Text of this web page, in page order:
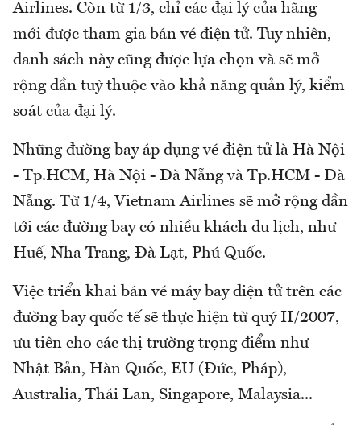
Airlines. Còn từ 1/3, chỉ các đại lý của hãng
mới được tham gia bán vé điện tử. Tuy nhiên,
danh sách này cũng được lựa chọn và sẽ mở
rộng dần tuỳ thuộc vào khả năng quản lý, kiểm
soát của đại lý.
Những đường bay áp dụng vé điện tử là Hà Nội
- Tp.HCM, Hà Nội - Đà Nẵng và Tp.HCM - Đà
Nẵng. Từ 1/4, Vietnam Airlines sẽ mở rộng dần
tới các đường bay có nhiều khách du lịch, như
Huế, Nha Trang, Đà Lạt, Phú Quốc.
Việc triển khai bán vé máy bay điện tử trên các
đường bay quốc tế sẽ thực hiện từ quý II/2007,
ưu tiên cho các thị trường trọng điểm như
Nhật Bản, Hàn Quốc, EU (Đức, Pháp),
Australia, Thái Lan, Singapore, Malaysia...